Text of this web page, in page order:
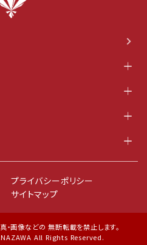
プライバシーポリシー
サイトマップ
・画像などの 無断転載を禁止します。
All Rights Reserved.